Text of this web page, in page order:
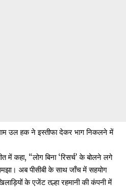
उल हक नेइस्तीफादेकर भाग निकलने में
में कहा, “लोग बिना ‘रिसर्च’ के बोलने लगे
अब पीसीबी के साथ जाँच में सहयोग
के एजेंट तल्हा रहमानी की कंपनी में